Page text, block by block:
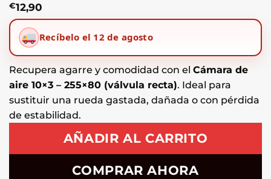
€12,90
Recíbelo el 12 de agosto
Recupera agarre y comodidad con el Cámara de
aire 10×3 – 255×80 (válvula recta). Ideal para
sustituir una rueda gastada, dañada o con pérdida
de estabilidad.
AÑADIR AL CARRITO
COMPRAR AHORA